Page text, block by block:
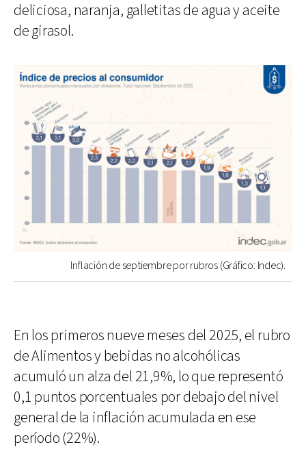
deliciosa, naranja, galletitas de agua y aceite
de girasol.
Inflación de septiembre por rubros (Gráfico: Indec).
En los primeros nueve meses del 2025, el rubro
de Alimentos y bebidas no alcohólicas
acumuló un alza del 21,9%, lo que representó
0,1 puntos porcentuales por debajo del nivel
general de la inflación acumulada en ese
período (22%).